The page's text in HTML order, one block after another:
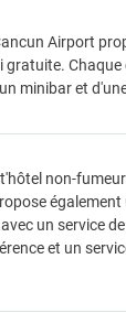
Airport
gratuite.
minibar et
non-
un service
et un